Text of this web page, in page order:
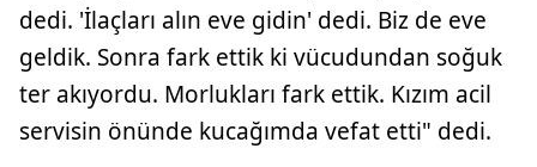
dedi. 'İlaçları alın eve gidin' dedi. Biz de eve
geldik. Sonra fark ettik ki vücudundan soğuk
ter akıyordu. Morlukları fark ettik. Kızım acil
servisin önünde kucağımda vefat etti" dedi.